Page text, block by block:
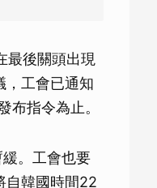
最後關頭出現
，工會已通知
布指令為止。
。工會也要
自韓國時間22